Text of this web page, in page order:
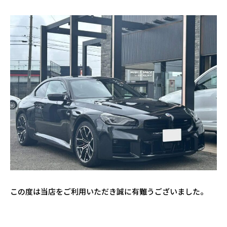
この度は当店をご利用いただき誠に有難うございました。